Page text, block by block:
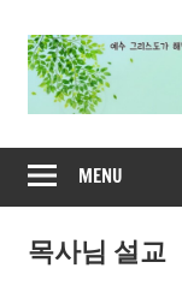
content
MENU
목사님 설교